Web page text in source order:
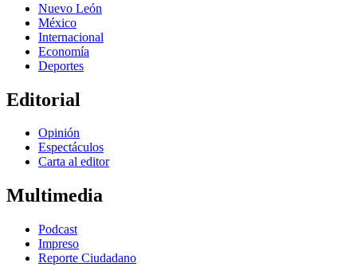
Nuevo León
México
Internacional
Economía
Deportes
Editorial
Opinión
Espectáculos
Carta al editor
Multimedia
Podcast
Impreso
Reporte Ciudadano